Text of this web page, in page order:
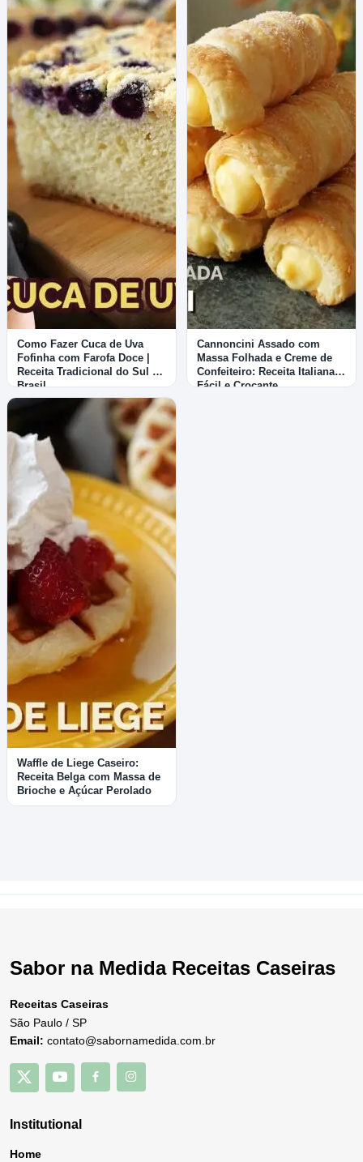
Como Fazer Cuca de Uva
Fofinha com Farofa Doce |
Receita Tradicional do Sul do
Brasil
Cannoncini Assado com
Massa Folhada e Creme de
Confeiteiro: Receita Italiana
Fácil e Crocante
Waffle de Liege Caseiro:
Receita Belga com Massa de
Brioche e Açúcar Perolado
Sabor na Medida Receitas Caseiras
Receitas Caseiras
São Paulo / SP
Email: contato@sabornamedida.com.br
Institutional
Home